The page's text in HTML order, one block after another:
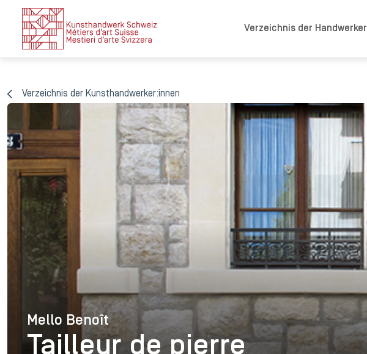
Verzeichnis der Handwerker
Verzeichnis der Kunsthandwerker:innen
Mello Benoît
Mello Benoît
Tailleur de pierre